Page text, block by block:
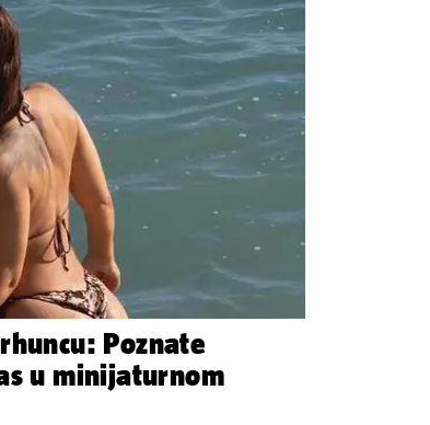
Poznate
u minijaturnom